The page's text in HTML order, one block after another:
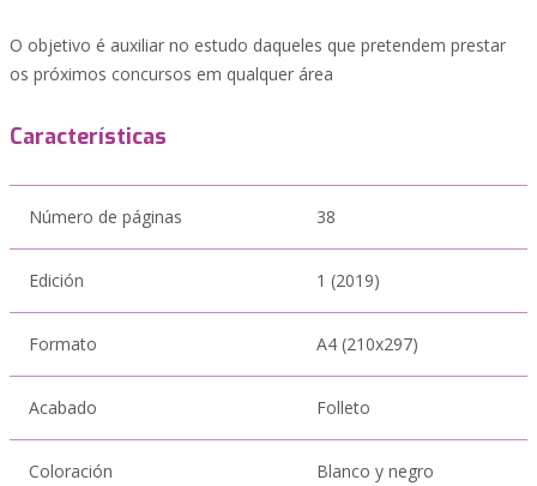
O objetivo é auxiliar no estudo daqueles que pretendem prestar
os próximos concursos em qualquer área
Características
Número de páginas 38
Edición 1 (2019)
Formato A4 (210x297)
Acabado Folleto
Coloración Blanco y negro